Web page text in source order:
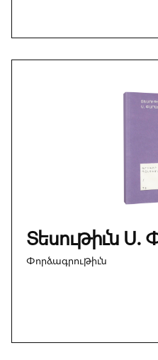
Տեսութիւն
Փորձագրութիւն